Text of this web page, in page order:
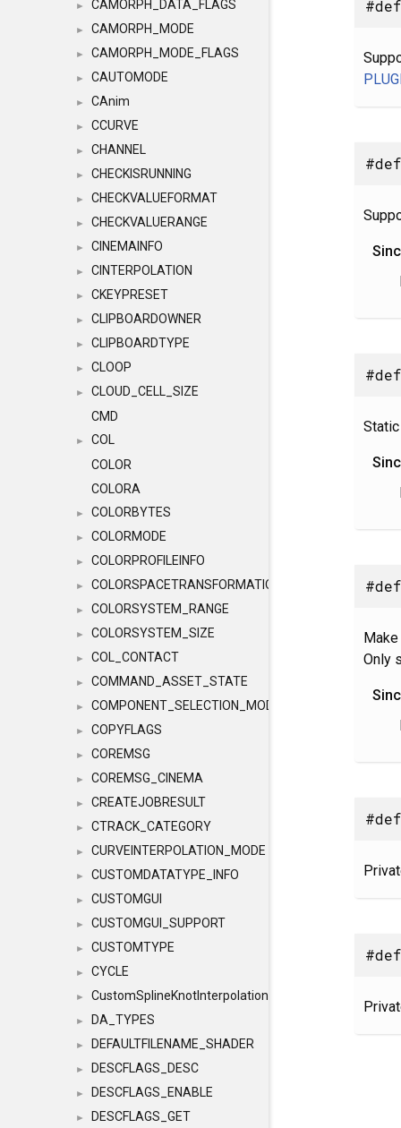
► CAMORPH_DATA_FLAGS
► CAMORPH_MODE
► CAMORPH_MODE_FLAGS
► CAUTOMODE
► CAnim
► CCURVE
► CHANNEL
► CHECKISRUNNING
► CHECKVALUEFORMAT
► CHECKVALUERANGE
► CINEMAINFO
► CINTERPOLATION
► CKEYPRESET
► CLIPBOARDOWNER
► CLIPBOARDTYPE
► CLOOP
►
CLOUD_CELL_SIZE
CMD
►
COL
COLOR
COLORA
► COLORBYTES
► COLORMODE
► COLORPROFILEINFO
► COLORSPACETRANSFORMATION
► COLORSYSTEM_RANGE
► COLORSYSTEM_SIZE
► COL_CONTACT
► COMMAND_ASSET_STATE
► COMPONENT_SELECTION_MODES
► COPYFLAGS
► COREMSG
► COREMSG_CINEMA
► CREATEJOBRESULT
► CTRACK_CATEGORY
► CURVEINTERPOLATION_MODE
► CUSTOMDATATYPE_INFO
► CUSTOMGUI
► CUSTOMGUI_SUPPORT
► CUSTOMTYPE
► CYCLE
► CustomSplineKnotInterpolation
► DA_TYPES
► DEFAULTFILENAME_SHADER
► DESCFLAGS_DESC
► DESCFLAGS_ENABLE
► DESCFLAGS_GET
Only